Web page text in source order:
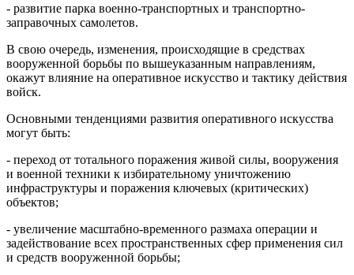
- развитие парка военно-транспортных и транспортно-
заправочных самолетов.
В свою очередь, изменения, происходящие в средствах
вооруженной борьбы по вышеуказанным направлениям,
окажут влияние на оперативное искусство и тактику действия
войск.
Основными тенденциями развития оперативного искусства
могут быть:
- переход от тотального поражения живой силы, вооружения
и военной техники к избирательному уничтожению
инфраструктуры и поражения ключевых (критических)
объектов;
- увеличение масштабно-временного размаха операции и
задействование всех пространственных сфер применения сил
и средств вооруженной борьбы;